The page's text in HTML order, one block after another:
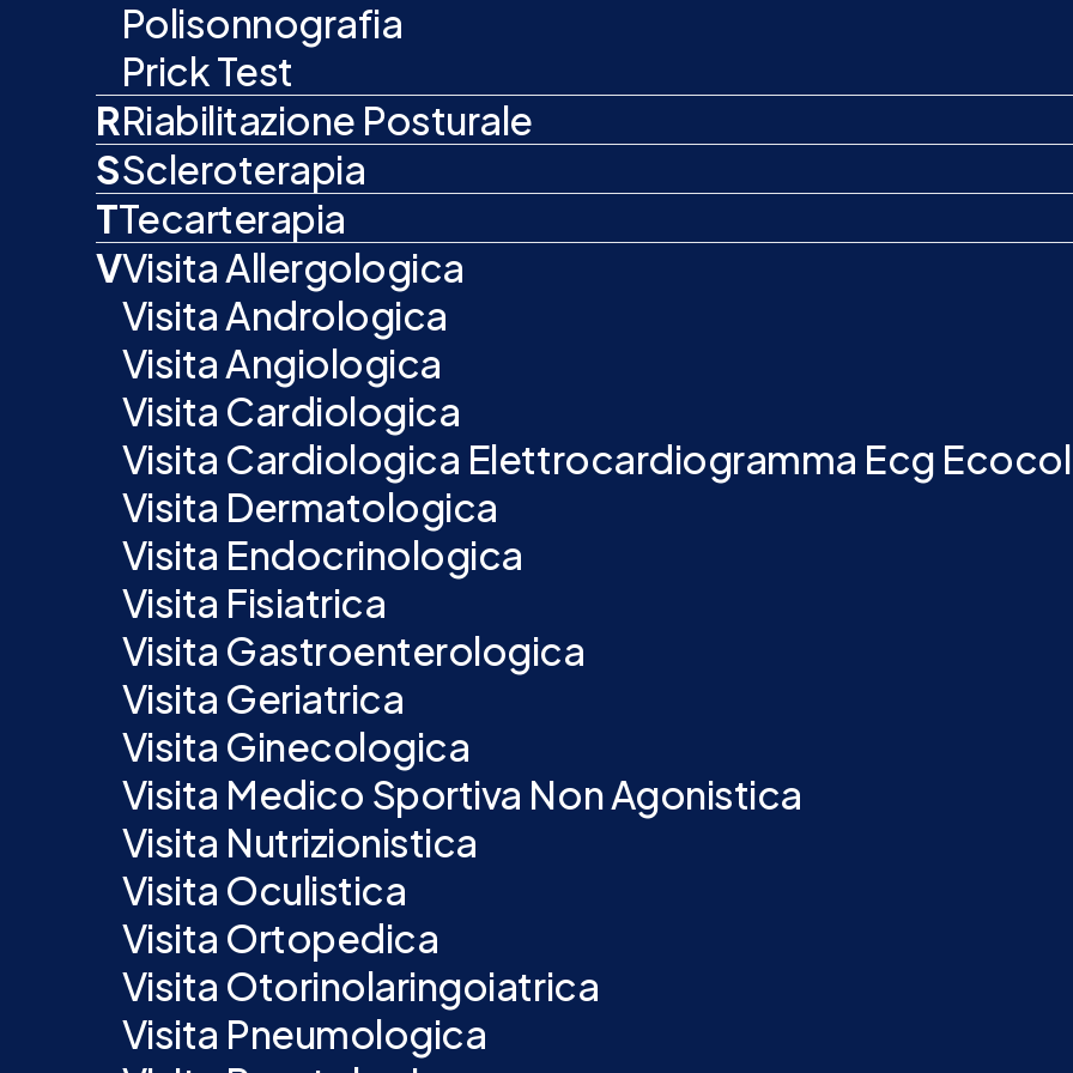
Polisonnografia
Prick Test
RRiabilitazione Posturale
SScleroterapia
TTecarterapia
VVisita Allergologica
Visita Andrologica
Visita Angiologica
Visita Cardiologica
Visita Cardiologica Elettrocardiogramma Ecg
Visita Dermatologica
Visita Endocrinologica
Visita Fisiatrica
Visita Gastroenterologica
Visita Geriatrica
Visita Ginecologica
Visita Medico Sportiva Non Agonistica
Visita Nutrizionistica
Visita Oculistica
Visita Ortopedica
Visita Otorinolaringoiatrica
Visita Pneumologica